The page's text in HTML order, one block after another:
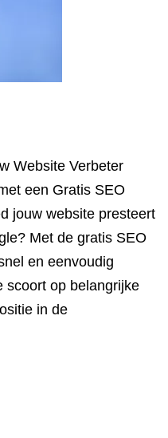
Website Verbeter
een Gratis SEO
jouw website presteert
Met de gratis SEO
en eenvoudig
scoort op belangrijke
in de